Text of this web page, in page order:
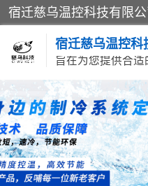
宿迁慈乌温控科
旨在为您提供合
冷水机
导热油加热器